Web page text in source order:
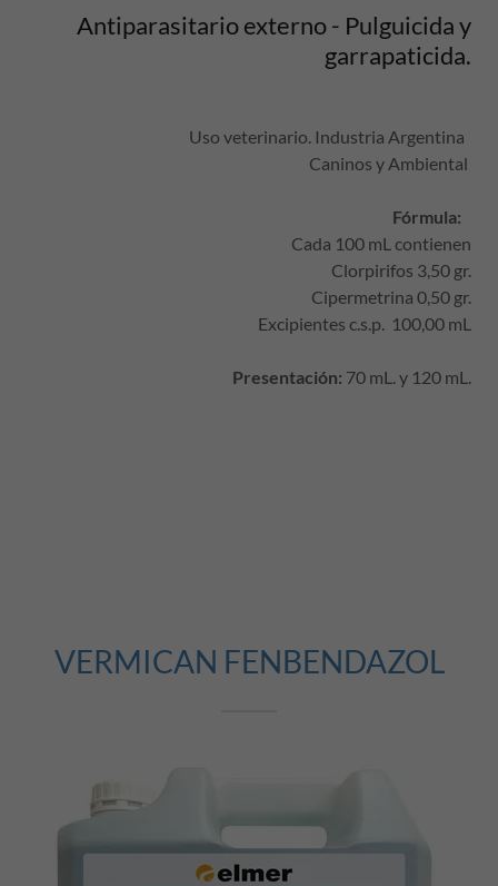
Antiparasitario externo - Pulguicida y
garrapaticida.
Uso veterinario. Industria Argentina
Caninos y Ambiental
Fórmula:
Cada 100 mL contienen
Clorpirifos 3,50 gr.
Cipermetrina 0,50 gr.
Excipientes c.s.p. 100,00 mL
Presentación: 70 mL. y 120 mL.
VERMICAN FENBENDAZOL